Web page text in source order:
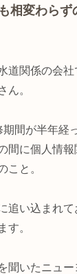
相変わら
道関係の会
ん。
間が半年経
間に個人情
こと。
追い込まれ
す。
聞いたニュー